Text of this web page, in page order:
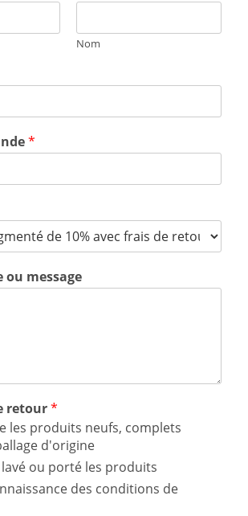
Nom
*
ou message
retour*
les produits neufs, complets
d'origine
lavé ou porté les produits
des conditions de